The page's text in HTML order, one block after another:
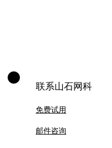
联系山石网科
免费试用
邮件咨询